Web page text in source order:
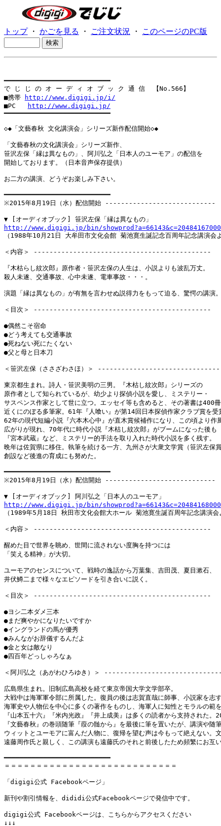
トップ・ かごを見る ・ ご注文状況 ・ このページのPC版
━━━━━━━━━━━━━━━━━━━━━━━━━━━
で じ じ の オ ー デ ィ オ ブ ッ ク 通 信  【No.566】
■携帯
http://www.digigi.jp/i/
■PC
http://www.digigi.jp/
━━━━━━━━━━━━━━━━━━━━━━━━━━━
◇◆「文藝春秋 文化講演会」シリーズ新作配信開始◇◆
「文藝春秋の文化講演会」シリーズ新作、
笹沢左保「縁は異なもの」、阿川弘之「日本人のユーモア」の配信を
開始しております。（日本音声保存提供）
お二方の講演、どうぞお楽しみ下さい。
━━━━━━━━━━━━━━━━━━━━━━━━━━━
※2015年8月19日（水）配信開始 ----------------------------
http://www.digigi.jp/bin/
（1988年10月21日 大牟田市文化会館 菊池寛生誕記念百周年記念講演会
＜内容＞ ---------------------------------------------
『木枯らし紋次郎』原作者・笹沢左保の人生は、小説よりも波乱万丈。
殺人未遂、交通事故、心中未遂、電車事故・・・。
演題「縁は異なもの」が有無を言わせぬ説得力をもって迫る、驚愕の講演
＜目次＞ ---------------------------------------------
●偶然こそ宿命
●どう考えても交通事故
●死ねない死にたくない
●父と母と日本刀
＜笹沢左保（ささざわさほ）＞
東京都生まれ。詩人・笹沢美明の三男。『木枯し紋次郎』シリーズの
原作者として知られているが、幼少より探偵小説を愛し、ミステリー・
サスペンス作家として世に立つ。エッセイ等も含めると、その著書は400冊
近くにのぼる多筆家。61年『人喰い』が第14回日本探偵作家クラブ賞を受
62年の現代短編小説『六本木心中』が直木賞候補作になり、この頃より作
広がりが現れ、70年代に時代小説『木枯し紋次郎』がブームになった後も
『宮本武蔵』など、ミステリー的手法を取り入れた時代小説を多く残す。
晩年は佐賀県に移住。執筆を続ける一方、九州さが大衆文学賞（笹沢左保
創設など後進の育成にも努めた。
━━━━━━━━━━━━━━━━━━━━━━━━━━━
※2015年8月19日（水）配信開始 ----------------------------
http://www.digigi.jp/bin/
（1989年5月18日 秋田市文化会館大ホール 菊池寛生誕百周年記念講演会
＜内容＞ ---------------------------------------------
醒めた目で世界を眺め、世間に流されない度胸を持つには
「笑える精神」が大切。
ユーモアのセンスについて、戦時の逸話から万葉集、吉田茂、夏目漱石、
井伏鱒二まで様々なエピソードを引き合いに説く。
＜目次＞ ---------------------------------------------
●ヨシ二本ダメ三本
●まだ爽やかになりたいですか
●イングランドの馬が優秀
●みんながお辞儀するんだよ
●金と女は敵なり
●四百年どっしゃろなぁ
＜阿川弘之（あがわひろゆき）＞
広島県生まれ。旧制広島高校を経て東京帝国大学文学部卒。
大戦中は海軍軍令部に所属した。復員の後は志賀直哉に師事、小説家を志
海軍史や人物伝を中心に多くの著作をものし、海軍人に知性とモラルの範
『山本五十六』『米内光政』『井上成美』は多くの読者から支持された。
『文藝春秋』の巻頭随筆『葭の髄から』を最後に筆を置いたが、講演や随
ウィットとユーモアに富んだ人物に、復帰を望む声は今もって絶えな
遠藤周作氏と親しく、この講演も遠藤氏のそれと前後したため頻繁にお互
━━━━━━━━━━━━━━━━━━━━━━━━━━━
＝＝＝＝＝＝＝＝＝＝＝＝＝＝＝＝＝＝＝＝＝＝＝＝＝＝＝
「digigi公式 Facebookページ」
新刊や割引情報を、dididi公式Facebookページで発信中です。
digigi公式 Facebookページは、こちらからアクセスください